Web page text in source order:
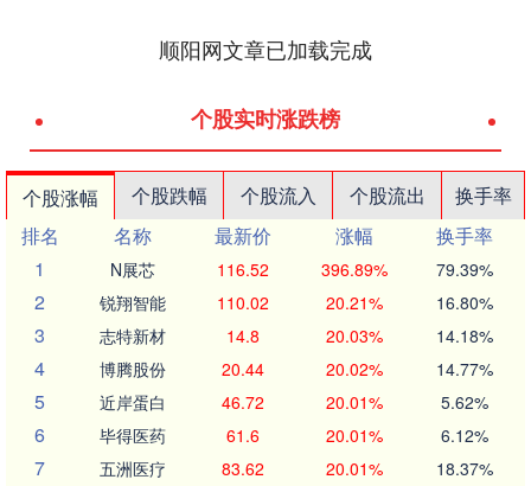
顺阳网文章已加载完成
个股实时涨跌榜
个股涨幅 个股跌幅 个股流入 个股流出
换手率
排名
名称 最新价 涨幅
换手率
1
N展芯 116.52 396.89% 79.39%
2 锐翔智能 110.02 20.21% 16.80%
3 志特新材 14.8 20.03% 14.18%
4 博腾股份 20.44 20.02% 14.77%
5 近岸蛋白 46.72 20.01% 5.62%
6 毕得医药 61.6 20.01% 6.12%
7 五洲医疗 83.62 20.01% 18.37%